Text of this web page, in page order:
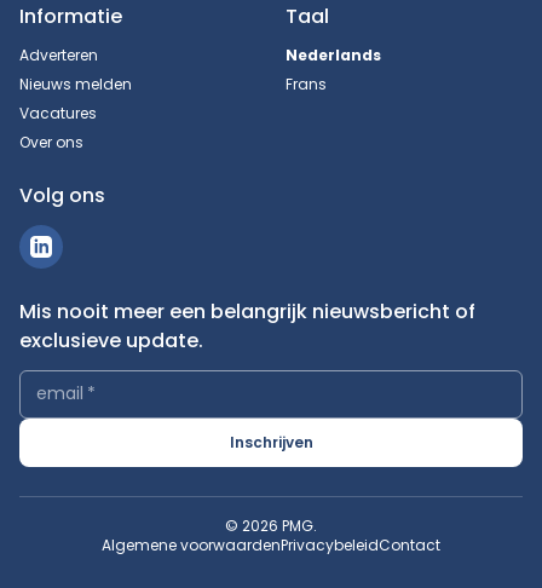
Informatie
Adverteren
Nieuws melden
Vacatures
Over ons
Taal
Nederlands
Frans
Volg ons
Mis nooit meer een belangrijk nieuwsbericht of
exclusieve update.
email *
Inschrijven
© 2026 PMG.
Algemene voorwaardenPrivacybeleidContact